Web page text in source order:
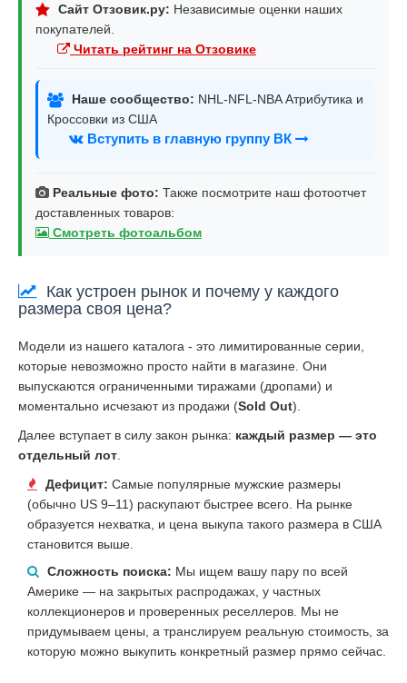
Сайт Отзовик.ру: Независимые оценки наших
покупателей.
Читать рейтинг на Отзовике
Наше сообщество: NHL-NFL-NBA Атрибутика и
Кроссовки из США
Вступить в главную группу ВК
Реальные фото: Также посмотрите наш фотоотчет
доставленных товаров:
Смотреть фотоальбом
Как устроен рынок и почему у каждого
размера своя цена?
Модели из нашего каталога - это лимитированные серии,
которые невозможно просто найти в магазине. Они
выпускаются ограниченными тиражами (дропами) и
моментально исчезают из продажи (Sold Out).
Далее вступает в силу закон рынка: каждый размер — это
отдельный лот
Дефицит: Самые популярные мужские размеры
(обычно US 9–11) раскупают быстрее всего. На рынке
образуется нехватка, и цена выкупа такого размера в США
становится выше.
Сложность поиска: Мы ищем вашу пару по всей
Америке — на закрытых распродажах, у частных
коллекционеров и проверенных реселлеров. Мы не
придумываем цены, а транслируем реальную стоимость, за
которую можно выкупить конкретный размер прямо сейчас.